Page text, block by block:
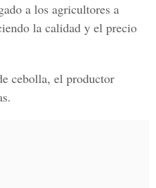
a los agricultores a
la calidad y el precio
cebolla, el productor